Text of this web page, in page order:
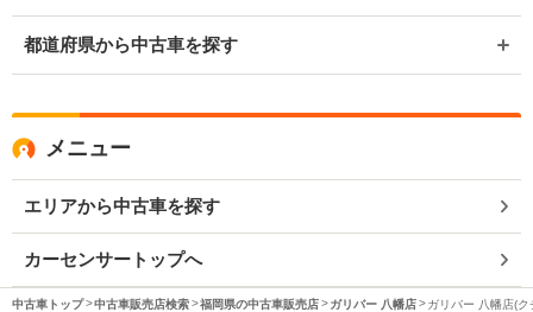
都道府県から中古車を探す
メニュー
エリアから中古車を探す
カーセンサートップへ
中古車トップ 中古車販売店検索 福岡県の中古車販売店 ガリバー 八幡店 ガリバー 八幡店(ク